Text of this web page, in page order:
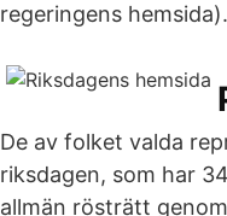
regeringens hemsida).
De av folket valda
riksdagen, som har
allmän rösträtt